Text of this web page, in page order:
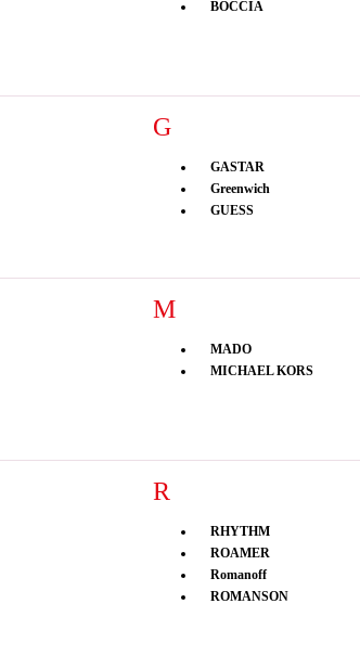
BOCCIA
G
GASTAR
Greenwich
GUESS
M
MADO
MICHAEL KORS
R
RHYTHM
ROAMER
Romanoff
ROMANSON